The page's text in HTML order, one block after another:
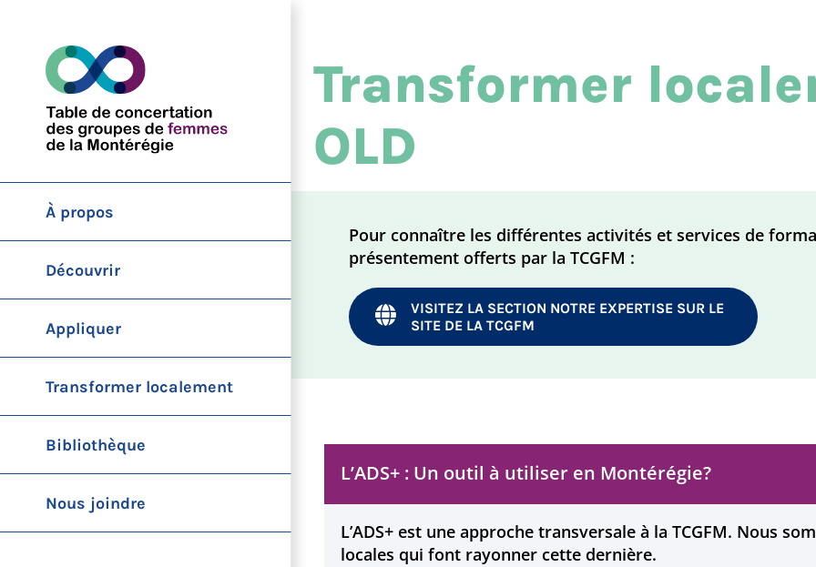
content
À propos
Découvrir
Appliquer
Transformer localement
Bibliothèque
Nous joindre
Transformer
OLD
Pour connaître les différentes activités et services de
présentement offerts par la TCGFM :
VISITEZ LA SECTION NOTRE EXPERTISE SUR LE
SITE DE LA TCGFM
L’ADS+ : Un outil à utiliser en Montérégie?
L’ADS+ est une approche transversale à la TCGFM. Nous
locales qui font rayonner cette dernière.